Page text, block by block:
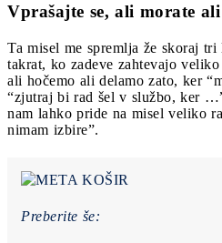
Vprašajte se, ali morate ali
Ta misel me spremlja že skoraj
takrat, ko zadeve zahtevajo
ali hočemo ali delamo zato, ker
“zjutraj bi rad šel v službo, ker
nam lahko pride na misel veliko
nimam izbire”.
Preberite še: